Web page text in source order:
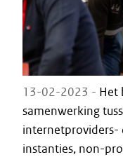
13-02-2023 - Het
samenwerking
internetproviders-
instanties, non-